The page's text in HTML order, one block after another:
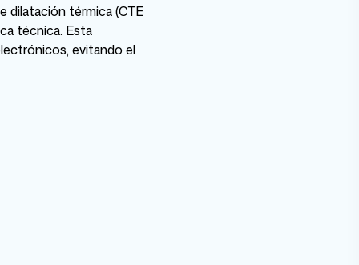
dilatación térmica (CTE
técnica. Esta
evitando el